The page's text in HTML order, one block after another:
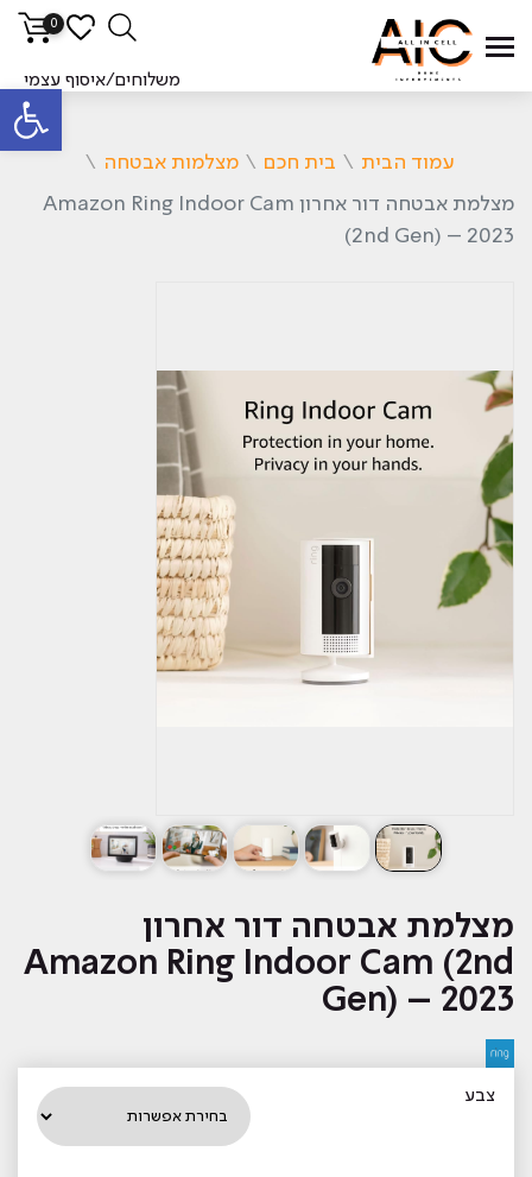
פתח
0
משלוחים/איסוף עצמי
עמוד הבית \ בית חכם \ מצלמות אבטחה \
מצלמת אבטחה דור אחרון Amazon Ring Indoor Cam
(2nd Gen) – 2023
מצלמת אבטחה דור אחרון
Amazon Ring Indoor Cam (2nd
Gen) – 2023
צבע